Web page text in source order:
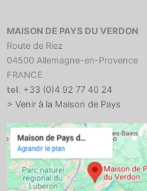
MAISON DE PAYS DU VERDON
Route de Riez
04500 Allemagne-en-Provence
FRANCE
tel. +33 (0)4 92 77 40 24
> Venir à la Maison de Pays